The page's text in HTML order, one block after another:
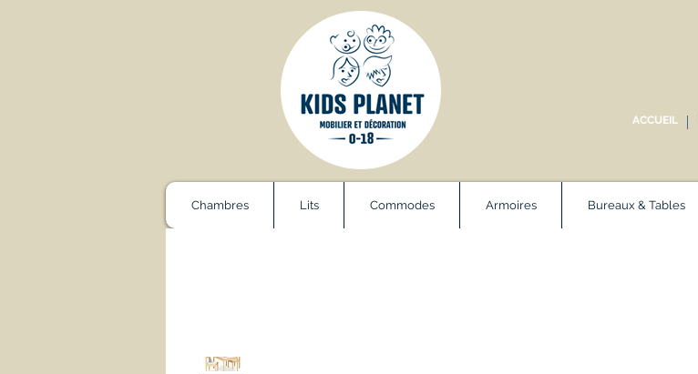
ACCUEIL
Chambres Lits Commodes Armoires Bureaux & Tables